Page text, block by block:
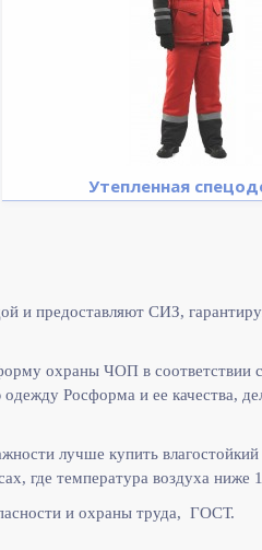
Утепленная
и предоставляют СИЗ,
охраны ЧОП в соответствии с
Росформа и ее качества,
лучше купить
где температура воздуха ниже
и охраны труда, ГОСТ.